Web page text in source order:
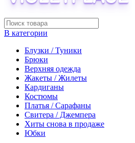
В категории
Блузки / Туники
Брюки
Верхняя одежда
Жакеты / Жилеты
Кардиганы
Костюмы
Платья / Сарафаны
Свитера / Джемпера
Хиты снова в продаже
Юбки